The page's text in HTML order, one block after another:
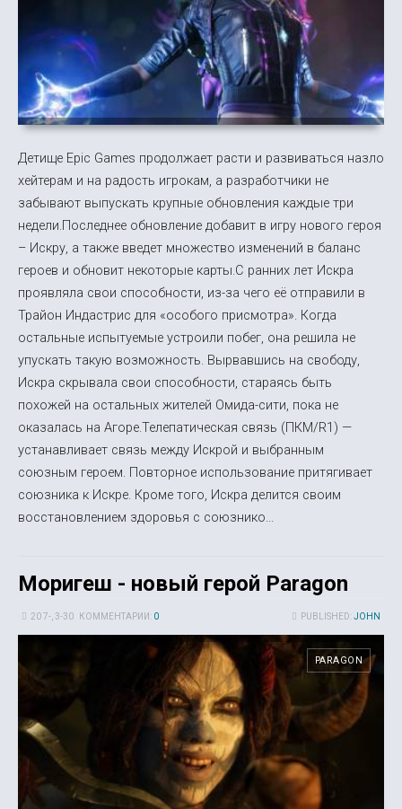
Детище Epic Games продолжает расти и развиваться назло
хейтерам и на радость игрокам, а разработчики не
забывают выпускать крупные обновления каждые три
недели.Последнее обновление добавит в игру нового героя
– Искру, а также введет множество изменений в баланс
героев и обновит некоторые карты.С ранних лет Искра
проявляла свои способности, из-за чего её отправили в
Трайон Индастрис для «особого присмотра». Когда
остальные испытуемые устроили побег, она решила не
упускать такую возможность. Вырвавшись на свободу,
Искра скрывала свои способности, стараясь быть
похожей на остальных жителей Омида-сити, пока не
оказалась на Агоре.Телепатическая связь (ПКМ/R1) —
устанавливает связь между Искрой и выбранным
союзным героем. Повторное использование притягивает
союзника к Искре. Кроме того, Искра делится своим
восстановлением здоровья с союзнико...
Моригеш - новый герой Paragon
PUBLISHED:JOHN
20 7-, 3-30 КОММЕНТАРИИ: 0
PARAGON